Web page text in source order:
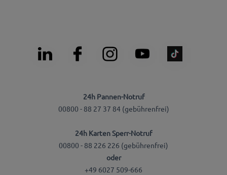
24h Pannen-Notruf
00800 - 88 27 37 84 (gebührenfrei)
24h Karten Sperr-Notruf
00800 - 88 226 226 (gebührenfrei)
oder
+49 6027 509-666